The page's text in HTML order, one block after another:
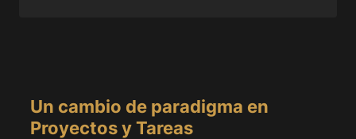
Un cambio de paradigma en
Proyectos y Tareas